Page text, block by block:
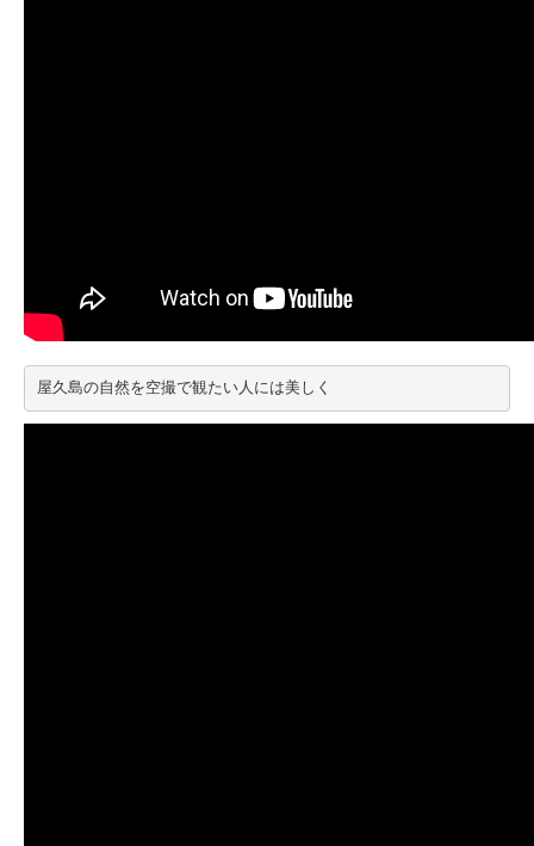
屋久島の自然を空撮で観たい人には美しく